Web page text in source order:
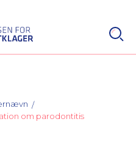
om parodontitis